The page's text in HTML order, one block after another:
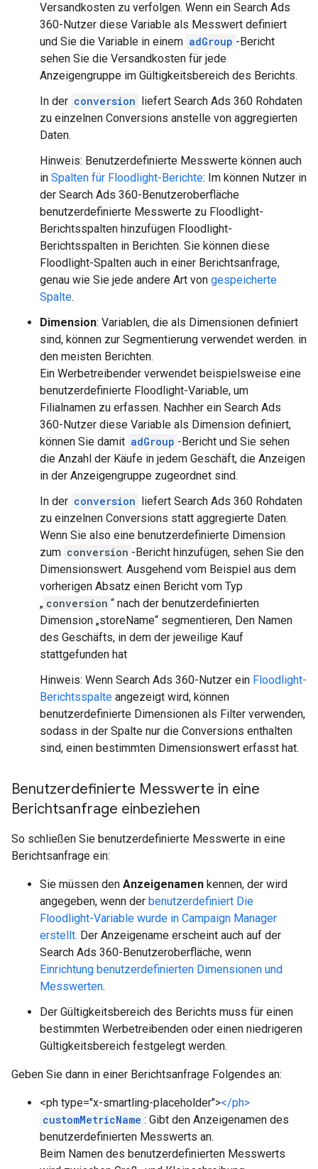
Versandkosten zu verfolgen. Wenn ein Search Ads
360-Nutzer diese Variable als Messwert definiert
und Sie die Variable in einem adGroup -Bericht
sehen Sie die Versandkosten für jede
Anzeigengruppe im Gültigkeitsbereich des Berichts.
In der conversion liefert Search Ads 360 Rohdaten
zu einzelnen Conversions anstelle von aggregierten
Daten.
Hinweis: Benutzerdefinierte Messwerte können auch
in Spalten für Floodlight-Berichte: Im können Nutzer in
der Search Ads 360-Benutzeroberfläche
benutzerdefinierte Messwerte zu Floodlight-
Berichtsspalten hinzufügen Floodlight-
Berichtsspalten in Berichten. Sie können diese
Floodlight-Spalten auch in einer Berichtsanfrage,
genau wie Sie jede andere Art von gespeicherte
Spalte.
Dimension: Variablen, die als Dimensionen definiert
sind, können zur Segmentierung verwendet werden. in
den meisten Berichten.
Ein Werbetreibender verwendet beispielsweise eine
benutzerdefinierte Floodlight-Variable, um
Filialnamen zu erfassen. Nachher ein Search Ads
360-Nutzer diese Variable als Dimension definiert,
können Sie damit adGroup -Bericht und Sie sehen
die Anzahl der Käufe in jedem Geschäft, die Anzeigen
in der Anzeigengruppe zugeordnet sind.
In der conversion liefert Search Ads 360 Rohdaten
zu einzelnen Conversions statt aggregierte Daten.
Wenn Sie also eine benutzerdefinierte Dimension
zum conversion -Bericht hinzufügen, sehen Sie den
Dimensionswert. Ausgehend vom Beispiel aus dem
vorherigen Absatz einen Bericht vom Typ
„ conversion “ nach der benutzerdefinierten
Dimension „storeName“ segmentieren, Den Namen
des Geschäfts, in dem der jeweilige Kauf
stattgefunden hat
Hinweis: Wenn Search Ads 360-Nutzer ein Floodlight-
Berichtsspalte angezeigt wird, können
benutzerdefinierte Dimensionen als Filter verwenden,
sodass in der Spalte nur die Conversions enthalten
sind, einen bestimmten Dimensionswert erfasst hat.
Benutzerdefinierte Messwerte in eine
Berichtsanfrage einbeziehen
So schließen Sie benutzerdefinierte Messwerte in eine
Berichtsanfrage ein:
Sie müssen den Anzeigenamen kennen, der wird
angegeben, wenn der benutzerdefiniert Die
Floodlight-Variable wurde in Campaign Manager
erstellt. Der Anzeigename erscheint auch auf der
Search Ads 360-Benutzeroberfläche, wenn
Einrichtung benutzerdefinierten Dimensionen und
Messwerten.
Der Gültigkeitsbereich des Berichts muss für einen
bestimmten Werbetreibenden oder einen niedrigeren
Gültigkeitsbereich festgelegt werden.
Geben Sie dann in einer Berichtsanfrage Folgendes an:
<ph type="x-smartling-placeholder"></ph>
customMetricName : Gibt den Anzeigenamen des
benutzerdefinierten Messwerts an.
Beim Namen des benutzerdefinierten Messwerts